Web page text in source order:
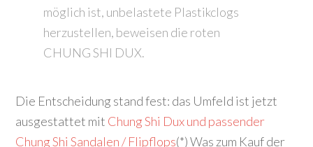
möglich ist, unbelastete Plastikclogs
herzustellen, beweisen die roten
CHUNG SHI DUX.
Die Entscheidung stand fest: das Umfeld ist jetzt
ausgestattet mit Chung Shi Dux und passender
Chung Shi Sandalen / Flipflops(*) Was zum Kauf der